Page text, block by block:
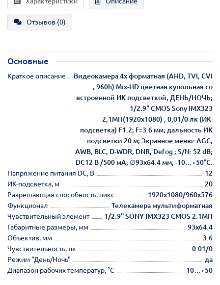
Отзывов (0)
Основные
Краткое описание
Видеокамера 4х форматная (AHD, TVI, CVI
, 960h) Mix-HD цветная купольная со
встроенной ИК подсветкой, ДЕНЬ/НОЧЬ;
1/2.9" CMOS Sony IMX323
2,1МП(1920x1080) ; 0,01/0 лк (ИК-
подсветка) F1.2; f=3.6 мм; дальность ИК
подсветки 20 м; Экранное меню: AGC,
AWB, BLC, D-WDR, DNR, Defog ; S/N: 52 dB;
DC12 В /500 мА; ∅93х64.4 мм; -10…+50°C.
Напряжение питания DC, В
12
ИК-подсветка, м
20
Разрешающая способность, пикс
1920х1080/960х576
Функционал
Телекамера мультиформатная
Чувствительный элемент
1/2.9" SONY IMX323 CMOS 2.1МП
Габаритные размеры, мм
93х64.4
Объектив, мм
3.6
Чувствительность, лк
0.01/0
Режим "День/Ночь"
да
Диапазон рабочих температур, °С
-10…+50